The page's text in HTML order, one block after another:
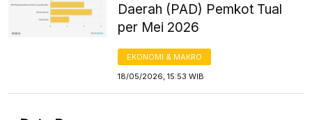
Daerah (PAD) Pemkot Tual
per Mei 2026
EKONOMI & MAKRO
18/05/2026, 15:53 WIB